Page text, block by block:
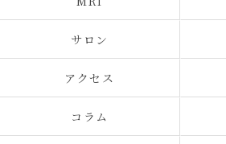
サロン
アクセス
コラム